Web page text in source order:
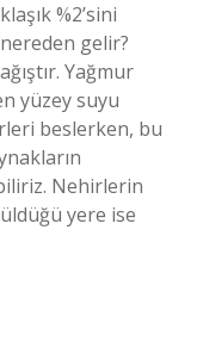
%2’sini
gelir?
Yağmur
yüzey suyu
beslerken, bu
Nehirlerin
yere ise